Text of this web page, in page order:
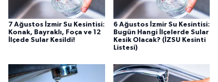
7 Ağustos İzmir Su Kesintisi:
Konak, Bayraklı, Foça ve 12
İlçede Sular Kesildi!
6 Ağustos İzmir Su Kesintisi:
Bugün Hangi İlçelerde Sular
Kesik Olacak? (İZSU Kesinti
Listesi)